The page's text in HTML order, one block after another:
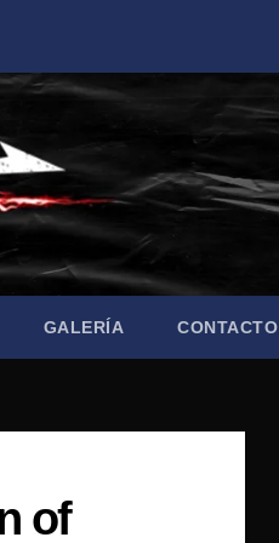
GALERÍA CONTACTO
of